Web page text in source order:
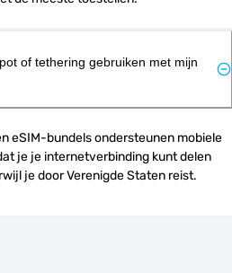
of tethering gebruiken met mijn
eSIM-bundels ondersteunen mobiele
je je internetverbinding kunt delen
je door Verenigde Staten reist.